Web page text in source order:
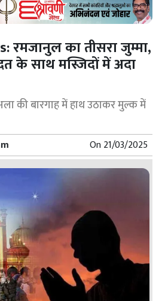
रमजानुल का तीसरा जुम्मा,
के साथ मस्जिदों में अदा
की बारगाह में हाथ उठाकर मुल्क में
On21/03/2025